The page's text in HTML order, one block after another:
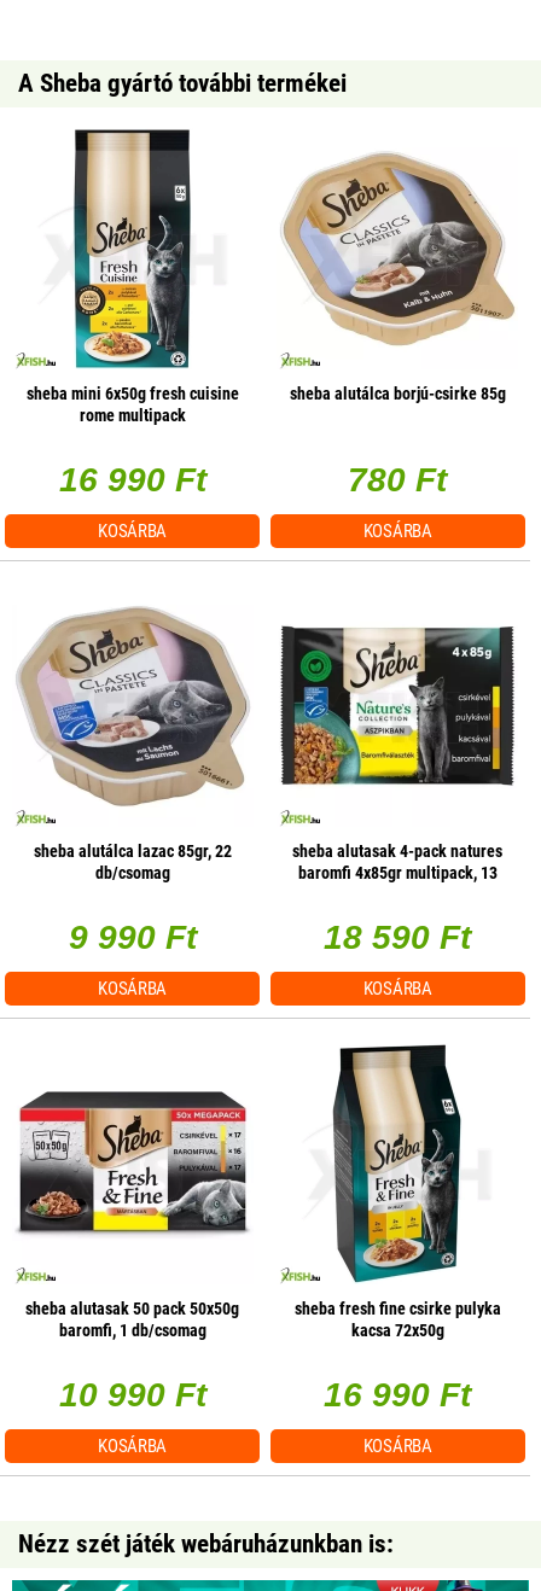
A Sheba gyártó további termékei
sheba mini 6x50g fresh cuisine
rome multipack
16 990 Ft
KOSÁRBA
sheba alutálca borjú-csirke 85g
780 Ft
KOSÁRBA
sheba alutálca lazac 85gr, 22
db/csomag
9 990 Ft
KOSÁRBA
sheba alutasak 4-pack natures
baromfi 4x85gr multipack, 13
18 590 Ft
KOSÁRBA
sheba alutasak 50 pack 50x50g
baromfi, 1 db/csomag
10 990 Ft
KOSÁRBA
sheba fresh fine csirke pulyka
kacsa 72x50g
16 990 Ft
KOSÁRBA
Nézz szét játék webáruházunkban is: